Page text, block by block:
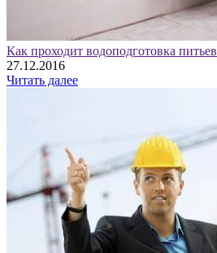
Как проходит водоподготовка
27.12.2016
Читать далее